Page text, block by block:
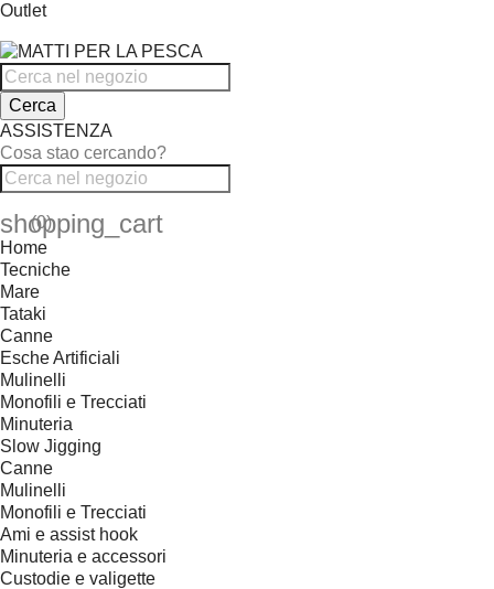
Outlet
Cerca
ASSISTENZA
Cosa stao cercando?
shopping_cart
(0)
Home
Tecniche
Mare
Tataki
Canne
Esche Artificiali
Mulinelli
Monofili e Trecciati
Minuteria
Slow Jigging
Canne
Mulinelli
Monofili e Trecciati
Ami e assist hook
Minuteria e accessori
Custodie e valigette